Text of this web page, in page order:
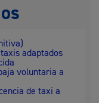
adaptados
voluntaria a
de taxi a